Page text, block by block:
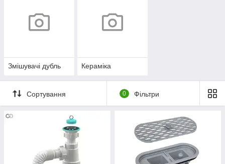
Змішувачі дубль Кераміка
Сортування 0 Фільтри